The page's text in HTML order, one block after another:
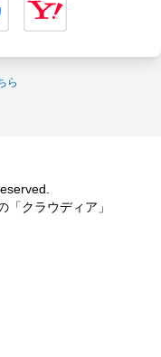
ら
「クラウディア」